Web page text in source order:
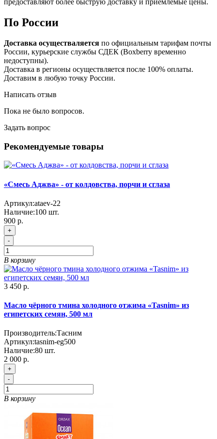
предоставляют более быструю доставку и приемлемые цены.
По России
Доставка осуществаляется по официальным тарифам почты
России, курьерские службы СДЕК (Boxberry временно
недоступны).
Доставка в регионы осуществляется после 100% оплаты.
Доставим в любую точку России.
Написать отзыв
Пока не было вопросов.
Задать вопрос
Рекомендуемые товары
«Смесь Аджва» - от колдовства, порчи и сглаза
Артикул:ataev-22
Наличие:100 шт.
900 р.
+
-
В корзину
3 450 р.
Масло чёрного тмина холодного отжима «Tasnim» из
египетских семян, 500 мл
Производитель:Тасним
Артикул:tasnim-eg500
Наличие:80 шт.
2 000 р.
+
-
В корзину